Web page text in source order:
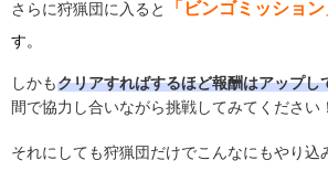
さらに狩猟団に入ると 「ビンゴミッション
す。
しかもクリアすればするほど報酬はアップし
間で協力し合いながら挑戦してみてください！
それにしても狩猟団だけでこんなにもやり込